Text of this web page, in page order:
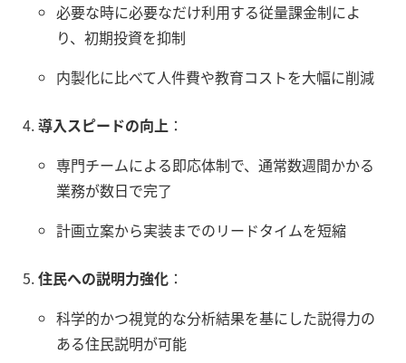
必要な時に必要なだけ利用する従量課金制によ
り、初期投資を抑制
内製化に比べて人件費や教育コストを大幅に削減
導入スピードの向上 ：
専門チームによる即応体制で、通常数週間かかる
業務が数日で完了
計画立案から実装までのリードタイムを短縮
住民への説明力強化 ：
科学的かつ視覚的な分析結果を基にした説得力の
ある住民説明が可能